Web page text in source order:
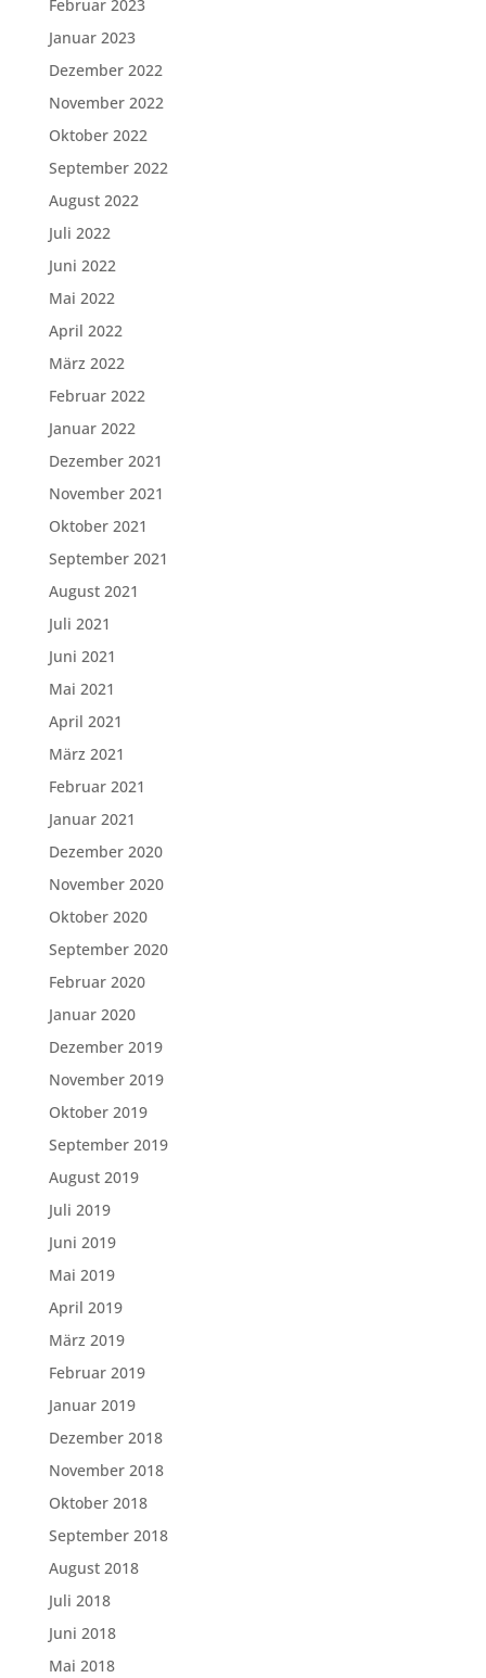
Februar 2023
Januar 2023
Dezember 2022
November 2022
Oktober 2022
September 2022
August 2022
Juli 2022
Juni 2022
Mai 2022
April 2022
März 2022
Februar 2022
Januar 2022
Dezember 2021
November 2021
Oktober 2021
September 2021
August 2021
Juli 2021
Juni 2021
Mai 2021
April 2021
März 2021
Februar 2021
Januar 2021
Dezember 2020
November 2020
Oktober 2020
September 2020
Februar 2020
Januar 2020
Dezember 2019
November 2019
Oktober 2019
September 2019
August 2019
Juli 2019
Juni 2019
Mai 2019
April 2019
März 2019
Februar 2019
Januar 2019
Dezember 2018
November 2018
Oktober 2018
September 2018
August 2018
Juli 2018
Juni 2018
Mai 2018